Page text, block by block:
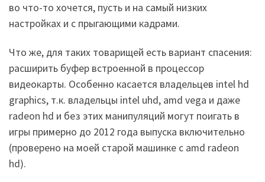
во что-то хочется, пусть и на самый низких
настройках и с прыгающими кадрами.
Что же, для таких товарищей есть вариант спасения:
расширить буфер встроенной в процессор
видеокарты. Особенно касается владельцев intel hd
graphics, т.к. владельцы intel uhd, amd vega и даже
radeon hd и без этих манипуляций могут поигать в
игры примерно до 2012 года выпуска включительно
(проверено на моей старой машинке с amd radeon
hd).